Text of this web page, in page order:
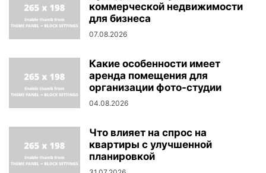
коммерческой недвижимости
для бизнеса
07.08.2026
Какие особенности имеет
аренда помещения для
организации фото-студии
04.08.2026
Что влияет на спрос на
квартиры с улучшенной
планировкой